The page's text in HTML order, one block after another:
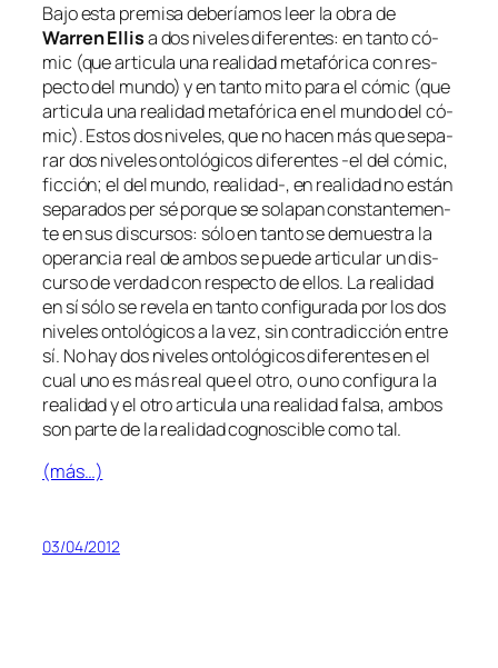
Bajo es­ta pre­mi­sa de­be­ría­mos leer la obra de
Warren Ellisa dos ni­ve­les di­fe­ren­tes: en tan­to có­
mic (que ar­ti­cu­la una reali­dad me­ta­fó­ri­ca con res­
pec­to del mun­do) y en tan­to mi­to pa­ra el có­mic (que
ar­ti­cu­la una reali­dad me­ta­fó­ri­ca en el mun­do del có­
mic). Estos dos ni­ve­les, que no ha­cen más que se­pa­
rar dos ni­ve­les on­to­ló­gi­cos di­fe­ren­tes ‑el del có­mic,
fic­ción; el del mun­do, realidad‑, en reali­dad no es­tán
se­pa­ra­dos per sé por­que se so­la­pan cons­tan­te­men­
te en sus dis­cur­sos: só­lo en tan­to se de­mues­tra la
ope­ran­cia realde am­bos se pue­de ar­ti­cu­lar un dis­
cur­so de ver­dad con res­pec­to de ellos. La reali­dad
en sí só­lo se re­ve­la en tan­to con­fi­gu­ra­da por los dos
ni­ve­les on­to­ló­gi­cos a la vez, sin con­tra­dic­ción en­tre
sí. No hay dos ni­ve­les on­to­ló­gi­cos di­fe­ren­tes en el
cual uno es más real que el otro, o uno con­fi­gu­ra la
reali­dad y el otro ar­ti­cu­la una reali­dad fal­sa, am­bos
son par­te de la reali­dad cog­nos­ci­ble co­mo tal.
(más…)
03/04/2012